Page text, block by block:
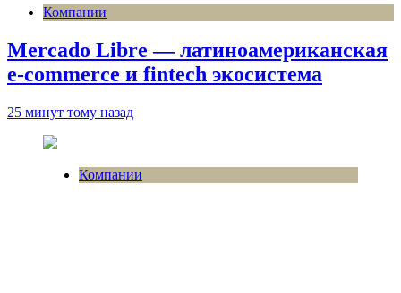
Компании
Mercado Libre — латиноамериканская
e-commerce и fintech экосистема
25 минут тому назад
Компании